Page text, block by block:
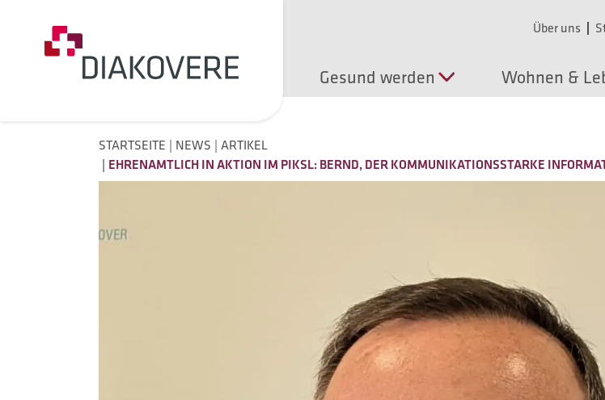
Gesund werden Wohnen &
Über uns
STARTSEITE NEWS ARTIKEL
EHRENAMTLICH IN AKTION IM PIKSL: BERND, DER KOMMUNIKATIONSSTARKE